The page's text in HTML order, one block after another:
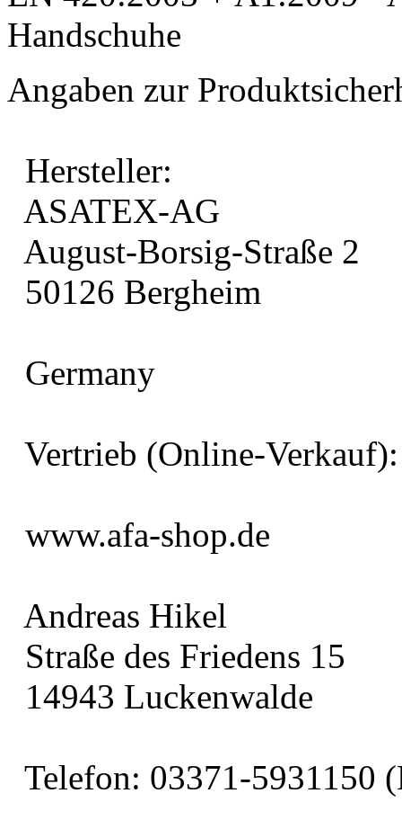
Handschuhe
Angaben zur
Hersteller:
ASATEX-AG
August-Borsig-Straße 2
50126 Bergheim
Germany
Vertrieb (Online-Verkauf):
www.afa-shop.de
Andreas Hikel
Straße des Friedens 15
14943 Luckenwalde
Telefon: 03371-5931150